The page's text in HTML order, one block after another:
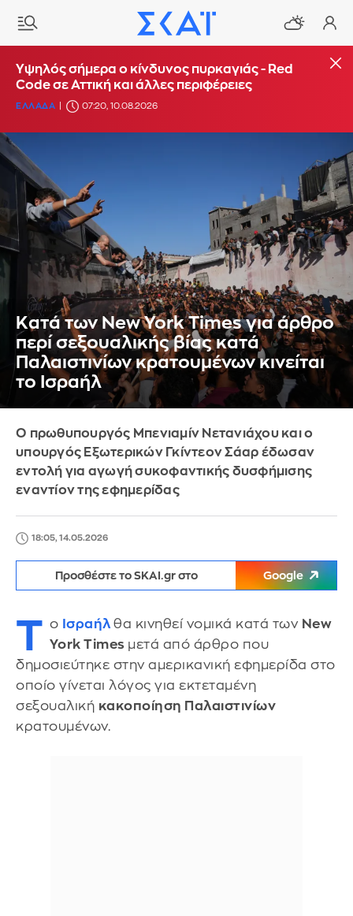
Υψηλός σήμερα ο κίνδυνος πυρκαγιάς - Red
Code σε Αττική και άλλες περιφέρειες
ΕΛΛΑΔΑ 07:20, 10.08.2026
Kατά των New York Times για άρθρο
περί σεξουαλικής βίας κατά
Παλαιστινίων κρατουμένων κινείται
το Ισραήλ
Ο πρωθυπουργός Μπενιαμίν Νετανιάχου και ο
υπουργός Εξωτερικών Γκίντεον Σάαρ έδωσαν
εντολή για αγωγή συκοφαντικής δυσφήμισης
εναντίον της εφημερίδας
18:05, 14.05.2026
Προσθέστε το SKAI.gr στο Google
Τ ο Ισραήλ θα κινηθεί νομικά κατά των New
York Times μετά από άρθρο που
δημοσιεύτηκε στην αμερικανική εφημερίδα στο
οποίο γίνεται λόγος για εκτεταμένη
σεξουαλική κακοποίηση Παλαιστινίων
κρατουμένων.